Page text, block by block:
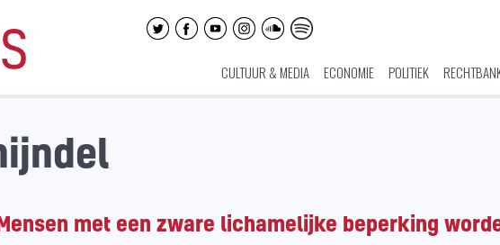
CULTUUR & MEDIA ECONOMIE POLITIEK
met een zware lichamelijke beperking